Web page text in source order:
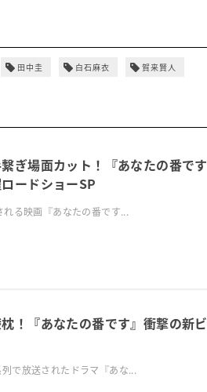
田中圭 白石麻衣 賀来賢人
ぎ場面カット！『あなたの番です
ードショーSP
る映画『あなたの番です...
！『あなたの番です』衝撃の新ビ
で放送されたドラマ『あな...